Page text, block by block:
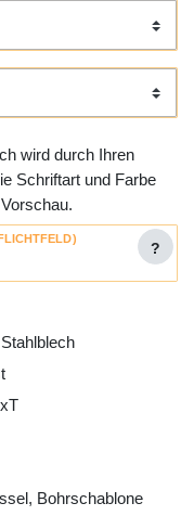
wird durch Ihren
Schriftart und Farbe
?
Bohrschablone